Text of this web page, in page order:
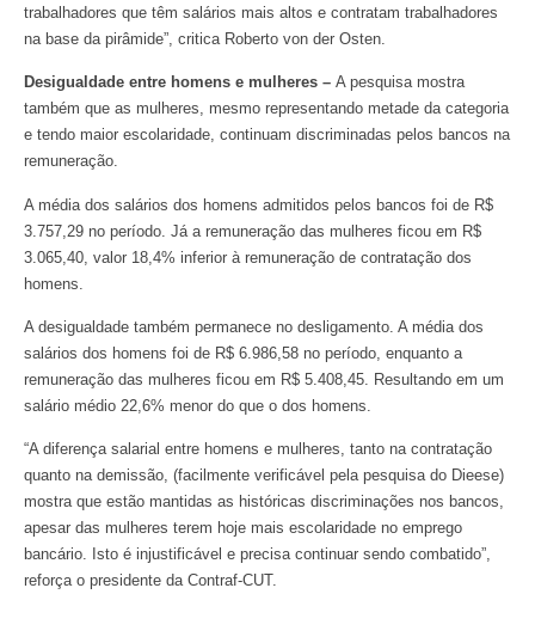
trabalhadores que têm salários mais altos e contratam trabalhadores
na base da pirâmide”, critica Roberto von der Osten.
Desigualdade entre homens e mulheres – A pesquisa mostra
também que as mulheres, mesmo representando metade da categoria
e tendo maior escolaridade, continuam discriminadas pelos bancos na
remuneração.
A média dos salários dos homens admitidos pelos bancos foi de R$
3.757,29 no período. Já a remuneração das mulheres ficou em R$
3.065,40, valor 18,4% inferior à remuneração de contratação dos
homens.
A desigualdade também permanece no desligamento. A média dos
salários dos homens foi de R$ 6.986,58 no período, enquanto a
remuneração das mulheres ficou em R$ 5.408,45. Resultando em um
salário médio 22,6% menor do que o dos homens.
“A diferença salarial entre homens e mulheres, tanto na contratação
quanto na demissão, (facilmente verificável pela pesquisa do Dieese)
mostra que estão mantidas as históricas discriminações nos bancos,
apesar das mulheres terem hoje mais escolaridade no emprego
bancário. Isto é injustificável e precisa continuar sendo combatido”,
reforça o presidente da Contraf-CUT.